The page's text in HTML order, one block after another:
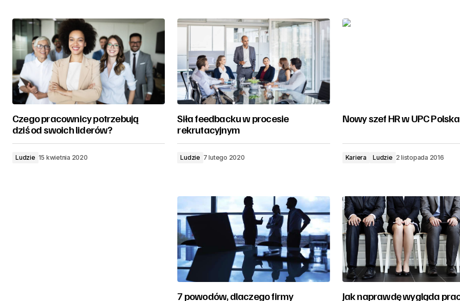
Czego pracownicy potrzebują
dziś od swoich liderów?
Ludzie 15 kwietnia 2020
Siła feedbacku w procesie
rekrutacyjnym
Ludzie 7 lutego 2020
Nowy szef HR w UPC Polska
Kariera Ludzie 2 listopada 2016
7 powodów, dlaczego firmy
Jak naprawdę wygląda